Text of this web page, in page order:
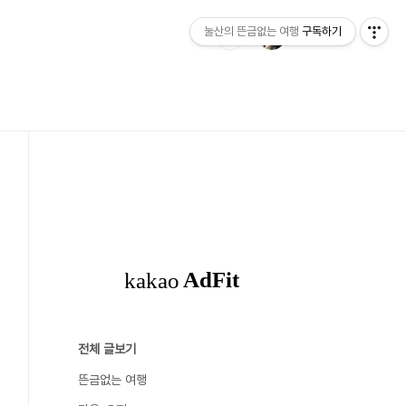
전체 글보기
뜬금없는 여행
눌산의 뜬금없는 여행 구독하기